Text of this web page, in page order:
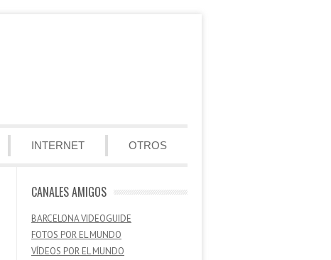
INTERNET OTROS
CANALES AMIGOS
BARCELONA VIDEOGUIDE
FOTOS POR EL MUNDO
VÍDEOS POR EL MUNDO